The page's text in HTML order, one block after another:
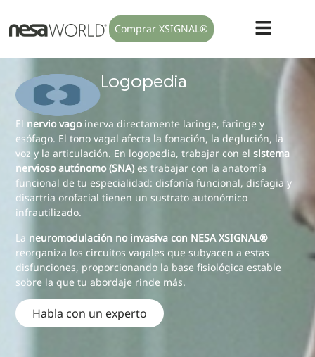
Comprar XSIGNAL®
Logopedia
El nervio vagoinerva directamente laringe, faringe y
esófago. El tono vagal afecta la fonación, la deglución, la
voz y la articulación. En logopedia, trabajar con elsistema
nervioso autónomo (SNA) es trabajar con la anatomía
funcional de tu especialidad: disfonía funcional, disfagia y
disartria orofacial tienen un sustrato autonómico
infrautilizado.
La neuromodulación no invasiva con NESA XSIGNAL®
reorganiza los circuitos vagales que subyacen a estas
disfunciones, proporcionando la base fisiológica estable
sobre la que tu abordaje rinde más.
Habla con un experto